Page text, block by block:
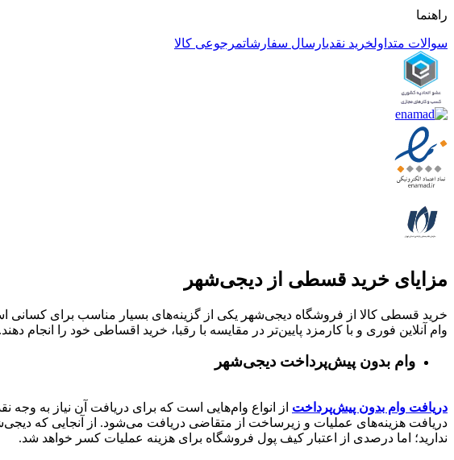
راهنما
سوالات متداولخرید نقدیارسال سفارشاتمرجوعی کالا
مزایای خرید قسطی از دیجی‌شهر
خرید قسطی کالا از فروشگاه دیجی‌شهر یکی از گزینه‌های بسیار مناسب برای کسانی
وام آنلاین فوری و با کارمزد پایین‌تر در مقایسه با رقبا، خرید اقساطی خود را انجام دهند.
وام بدون پیش‌پرداخت‌ دیجی‌شهر
دریافت وام بدون پیش‌پرداخت از انواع وام‌هایی است که برای دریافت آن نیاز به
دریافت هزینه‌های عملیات و زیرساخت از متقاضی دریافت می‌شود. از آنجایی که
ندارید؛ اما درصدی از اعتبار کیف پول فروشگاه برای هزینه عملیات کسر خواهد شد.